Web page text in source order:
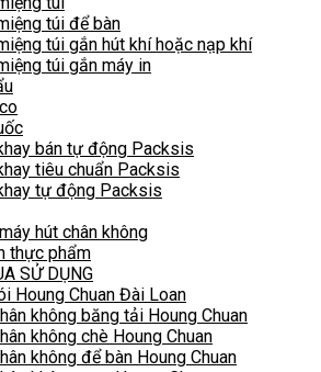
túi để bàn
túi gắn hút khí hoặc nạp khí
túi gắn máy in
bán tự động Packsis
tiêu chuẩn Packsis
tự động Packsis
hút chân không
thực phẩm
SỬ DỤNG
Houng Chuan Đài Loan
không băng tải Houng Chuan
không chè Houng Chuan
không để bàn Houng Chuan